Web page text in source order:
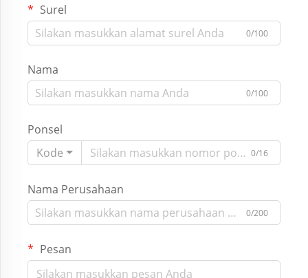
Surel
0/100
Nama
0/100
Ponsel
Kode
0/16
Nama Perusahaan
0/200
Pesan